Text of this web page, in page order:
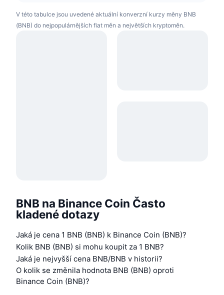
V této tabulce jsou uvedené aktuální konverzní kurzy měny BNB
(BNB) do nejpopulárnějších fiat měn a největších kryptoměn.
BNB na Binance Coin Často
kladené dotazy
Jaká je cena 1 BNB (BNB) k Binance Coin (BNB)?
Kolik BNB (BNB) si mohu koupit za 1 BNB?
Jaká je nejvyšší cena BNB/BNB v historii?
O kolik se změnila hodnota BNB (BNB) oproti
Binance Coin (BNB)?